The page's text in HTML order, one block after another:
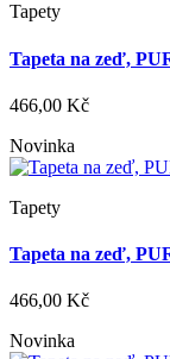
Tapety
Tapeta na zeď,
466,00 Kč
Novinka
Tapety
Tapeta na zeď,
466,00 Kč
Novinka